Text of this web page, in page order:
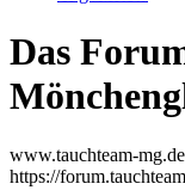
Das
www.tauchteam-
https://